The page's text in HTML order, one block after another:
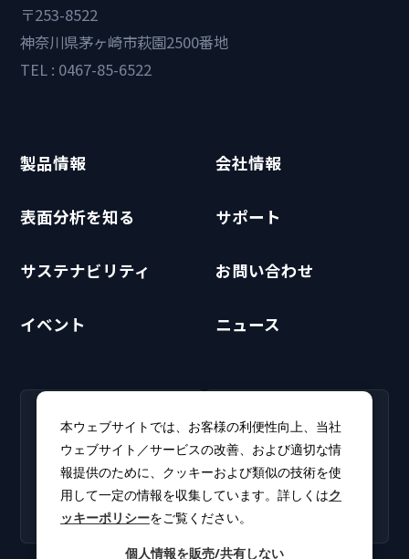
〒253-8522
神奈川県茅ヶ崎市萩園2500番地
TEL : 0467-85-6522
製品情報 会社情報
表面分析を知る サポート
サステナビリティ お問い合わせ
イベント ニュース
採用情報
新卒・キャリア採用情報を
掲載しています。
CLUB PHI（会員専
用）
ソフトウェアアップデート
やカタログをダウンロー
ド。
本ウェブサイトでは、お客様の利便性向上、当社
ウェブサイト／サービスの改善、および適切な情
報提供のために、クッキーおよび類似の技術を使
用して一定の情報を収集しています。詳しくはク
ッキーポリシーをご覧ください。
個人情報を販売/共有しない